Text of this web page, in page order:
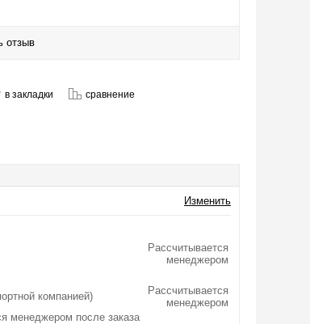
отзыв
в закладки сравнение
Изменить
Рассчитывается
менеджером
компанией)
Рассчитывается
менеджером
менеджером после заказа